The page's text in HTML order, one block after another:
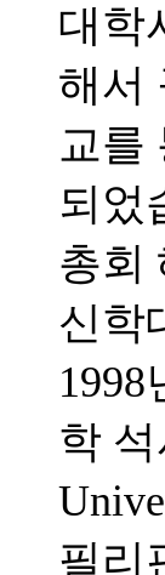
대학
해서
교를
되었
총회
신학
학
필리